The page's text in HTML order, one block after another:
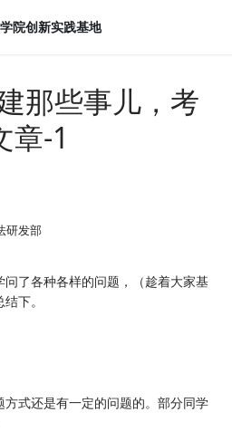
院创新实践基地
那些事儿，考
章-1
研发部
了各种各样的问题，（趁着大家基
下。
式还是有一定的问题的。部分同学